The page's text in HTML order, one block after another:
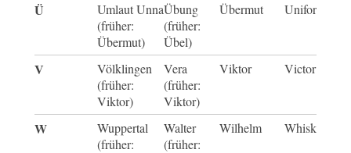
Ü
Umlaut Unna
(früher:
Übermut)
Übung
(früher:
Übel)
Übermut Uniform-
V
Völklingen
(früher:
Viktor)
Vera
(früher:
Viktor)
Viktor Victor
W
Wuppertal
(früher:
Walter
(früher:
Wilhelm Whiskey